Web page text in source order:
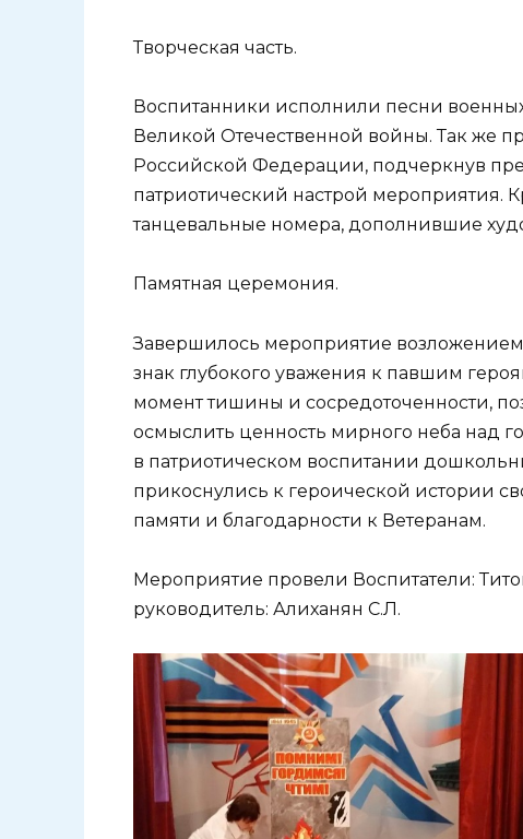
Творческая часть.
Воспитанники исполнили песни
Великой Отечественной войны. Так же
Российской Федерации, подчеркнув
патриотический настрой мероприятия.
танцевальные номера, дополнившие
Памятная церемония.
Завершилось мероприятие
знак глубокого уважения к павшим
момент тишины и сосредоточенности,
осмыслить ценность мирного неба над
в патриотическом воспитании
прикоснулись к героической истории
памяти и благодарности к Ветеранам.
Мероприятие провели Воспитатели:
руководитель: Алиханян С.Л.